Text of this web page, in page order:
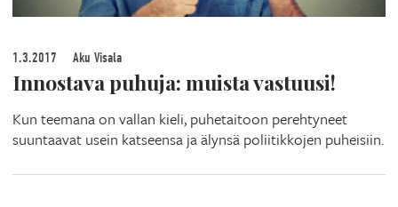
1.3.2017 Aku Visala
Innostava puhuja: muista vastuusi!
Kun teemana on vallan kieli, puhetaitoon perehtyneet
suuntaavat usein katseensa ja älynsä poliitikkojen puheisiin.